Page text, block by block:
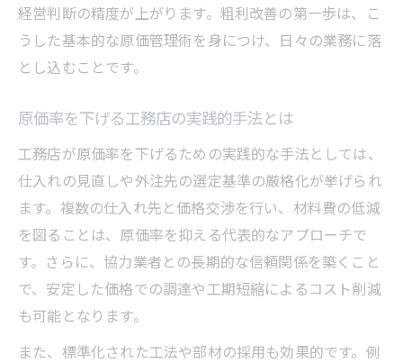
経営判断の精度が上がります。粗利改善の第一歩は、こ
うした基本的な原価管理術を身につけ、日々の業務に落
とし込むことです。
原価率を下げる工務店の実践的手法とは
工務店が原価率を下げるための実践的な手法としては、
仕入れの見直しや外注先の選定基準の厳格化が挙げられ
ます。複数の仕入れ先と価格交渉を行い、材料費の低減
を図ることは、原価率を抑える代表的なアプローチで
す。さらに、協力業者との長期的な信頼関係を築くこと
で、安定した価格での調達や工期短縮によるコスト削減
も可能となります。
また、標準化された工法や部材の採用も効果的です。例